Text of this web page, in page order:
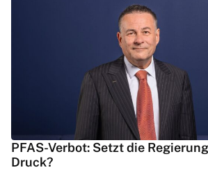
PFAS-Verbot: Setzt die
Druck?